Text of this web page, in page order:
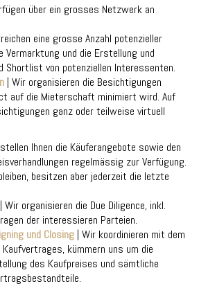
über ein grosses Netzwerk an
eine grosse Anzahl potenzieller
Vermarktung und die Erstellung und
Shortlist von potenziellen Interessenten.
| Wir organisieren die Besichtigungen
auf die Mieterschaft minimiert wird. Auf
ganz oder teilweise virtuell
Ihnen die Käuferangebote sowie den
regelmässig zur Verfügung.
besitzen aber jederzeit die letzte
| Wir organisieren die Due Diligence, inkl.
der interessieren Parteien.
und Closing | Wir koordinieren mit dem
kümmern uns um die
des Kaufpreises und sämtliche